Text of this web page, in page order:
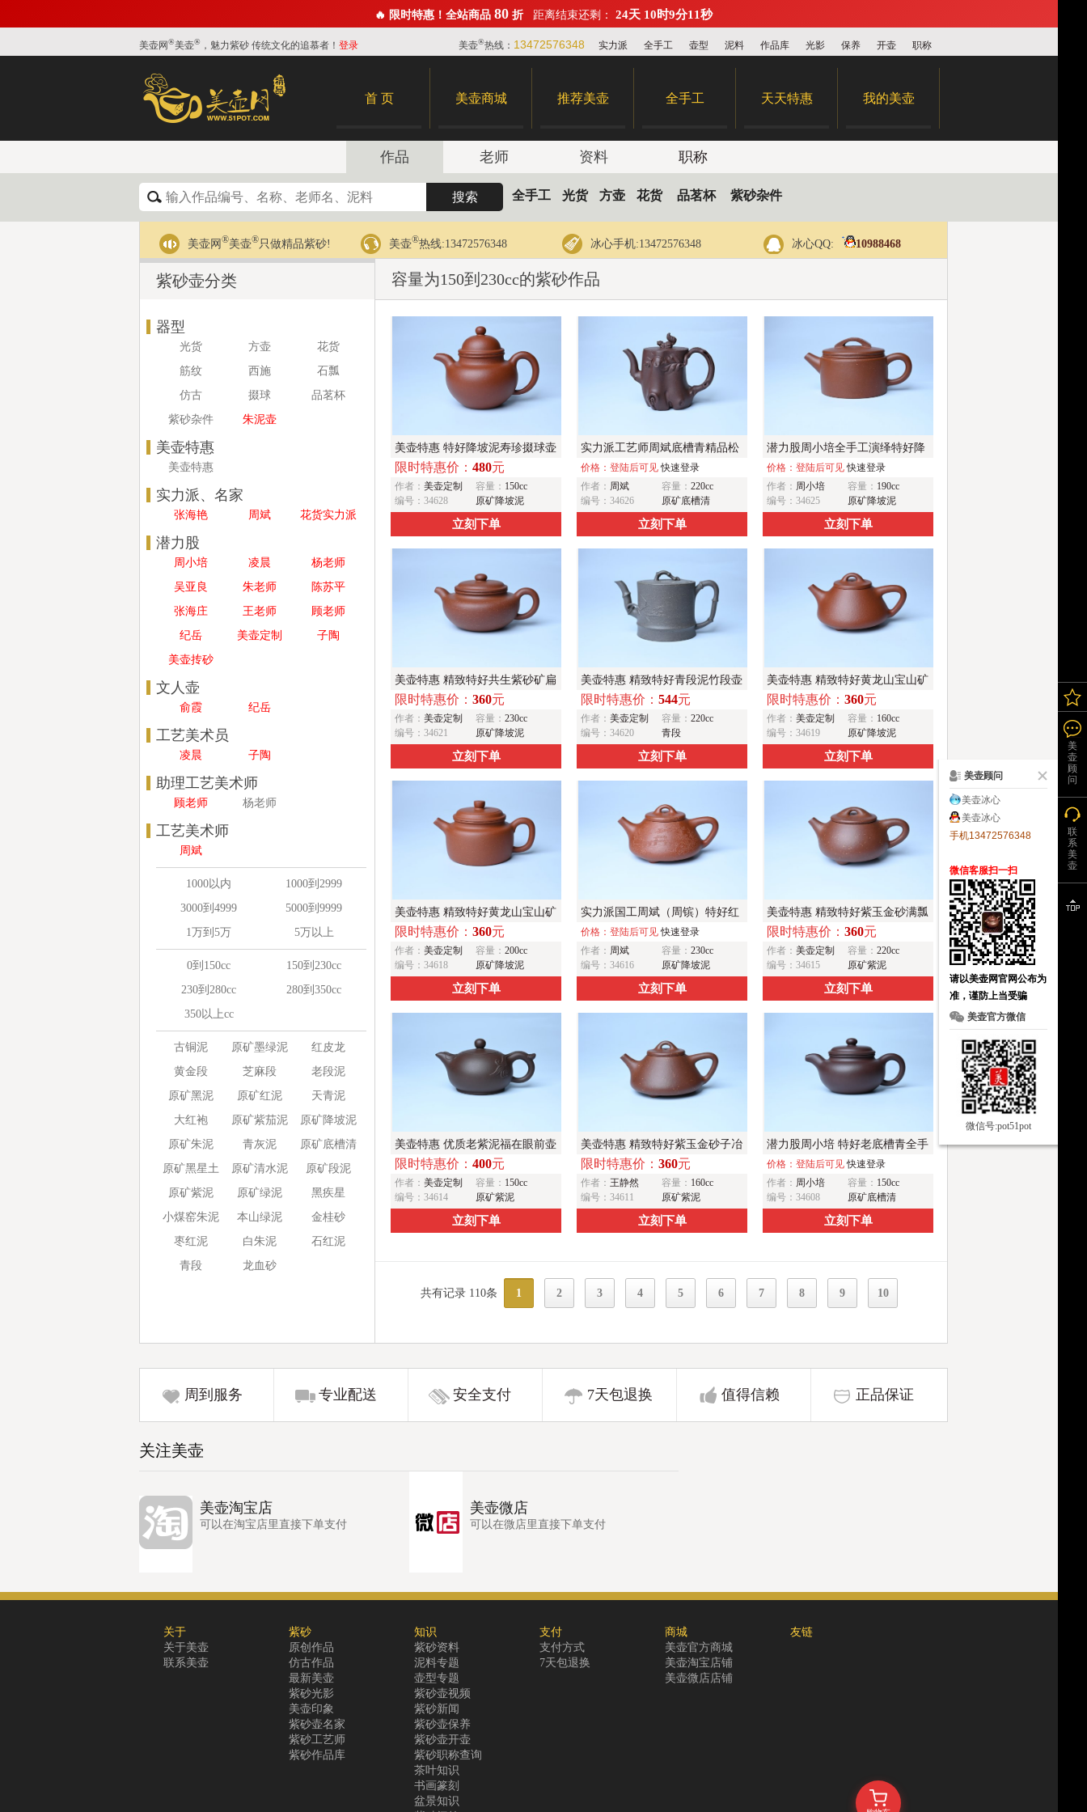
🔥 限时特惠！全站商品 80 折 距离结束还剩： 24天 10时9分10秒
美壶网®美壶® ，魅力紫砂 传统文化的追慕者！ 登录 职称
开壶
保养
光影
作品库
泥料
壶型
全手工
实力派
美壶®热线： 13472576348
首 页 美壶商城 推荐美壶 全手工 天天特惠 我的美壶
作品 老师 资料 职称
全手工 光货 方壶 花货 品茗杯 紫砂杂件
美壶网®美壶®只做精品紫砂! 美壶®热线:13472576348 冰心手机:13472576348 冰心QQ: 10988468
紫砂壶分类
器型
光货 方壶
花货
筋纹
西施
石瓢
仿古
掇球
品茗杯
紫砂杂件
朱泥壶
美壶特惠
美壶特惠
实力派、名家
张海艳 周斌 花货实力派
潜力股
周小培 凌晨
杨老师
吴亚良
朱老师
陈苏平
张海庄
王老师
顾老师
纪岳
美壶定制
子陶
美壶抟砂
文人壶
俞霞 纪岳
工艺美术员
凌晨 子陶
助理工艺美术师
顾老师 杨老师
工艺美术师
周斌
1000以内
1000到2999
3000到4999
5000到9999
1万到5万
5万以上
0到150cc
150到230cc
230到280cc
280到350cc
350以上cc
古铜泥 原矿墨绿泥
红皮龙
黄金段
芝麻段
老段泥
原矿黑泥
原矿红泥
天青泥
大红袍
原矿紫茄泥
原矿降坡泥
原矿朱泥
青灰泥
原矿底槽清
原矿黑星土
原矿清水泥
原矿段泥
原矿紫泥
原矿绿泥
黑疾星
小煤窑朱泥
本山绿泥
金桂砂
枣红泥
白朱泥
石红泥
青段
龙血砂
容量为150到230cc的紫砂作品
美壶特惠 特好降坡泥寿珍掇球壶
茶人最爱
限时特惠价： 480元
作者： 美壶定制 容量： 150cc
编号：34628
原矿降坡泥
立刻下单
实力派工艺师周斌底槽青精品松
鼠葡萄树桩壶
价格：登陆后可见快速登录
作者： 周斌 容量： 220cc
编号：34626
原矿底槽清
立刻下单
潜力股周小培全手工演绎特好降
坡泥汉瓦壶 大口盖
价格：登陆后可见快速登录
作者： 周小培 容量： 190cc
编号：34625
原矿降坡泥
立刻下单
美壶特惠 精致特好共生紫砂矿扁
古壶 矿物质丰富 茶人醉爱
限时特惠价： 360元
作者： 美壶定制 容量： 230cc
编号：34621
原矿降坡泥
立刻下单
美壶特惠 精致特好青段泥竹段壶
矿物质丰富 茶人醉爱
限时特惠价： 544元
作者： 美壶定制 容量： 220cc
编号：34620
青段
立刻下单
美壶特惠 精致特好黄龙山宝山矿
区红降坡泥小子冶石瓢壶
限时特惠价： 360元
作者： 美壶定制 容量： 160cc
编号：34619
原矿降坡泥
立刻下单
美壶特惠 精致特好黄龙山宝山矿
区红降坡泥德中壶
限时特惠价： 360元
作者： 美壶定制 容量： 200cc
编号：34618
原矿降坡泥
立刻下单
实力派国工周斌（周镔）特好红
降坡泥全手工子冶石瓢 张听钢装
饰山水
价格：登陆后可见快速登录
作者： 周斌 容量： 230cc
编号：34616
原矿降坡泥
立刻下单
美壶特惠 精致特好紫玉金砂满瓢
景舟石瓢壶 做工和泥料不输千元
作品
限时特惠价： 360元
作者： 美壶定制 容量： 220cc
编号：34615
原矿紫泥
立刻下单
美壶特惠 优质老紫泥福在眼前壶
茶人醉爱
限时特惠价： 400元
作者： 美壶定制 容量： 150cc
编号：34614
原矿紫泥
立刻下单
美壶特惠 精致特好紫玉金砂子冶
石瓢 做工和泥料不输千元作品
限时特惠价： 360元
作者： 王静然 容量： 160cc
编号：34611
原矿紫泥
立刻下单
潜力股周小培 特好老底槽青全手
工仿古壶 茶人醉爱
价格：登陆后可见快速登录
作者： 周小培 容量： 150cc
编号：34608
原矿底槽清
立刻下单
共有记录 110条 1 2 3 4 5 6 7 8 9 10
周到服务 专业配送 安全支付 7天包退换 值得信赖 正品保证
关注美壶
美壶淘宝店
可以在淘宝店里直接下单支付
美壶微店
可以在微店里直接下单支付
关于
关于美壶
联系美壶
紫砂
原创作品
仿古作品
最新美壶
紫砂光影
美壶印象
紫砂壶名家
紫砂工艺师
紫砂作品库
知识
紫砂资料
泥料专题
壶型专题
紫砂壶视频
紫砂新闻
紫砂壶保养
紫砂壶开壶
紫砂职称查询
茶叶知识
书画篆刻
盆景知识
支付
支付方式
7天包退换
商城
美壶官方商城
美壶淘宝店铺
美壶微店店铺
友链
美
壶
顾
问
联
系
美
壶
美壶顾问
美壶冰心
美壶冰心
手机13472576348
微信客服扫一扫
请以美壶网官网公布为
准，谨防上当受骗
美壶官方微信
微信号:pot51pot